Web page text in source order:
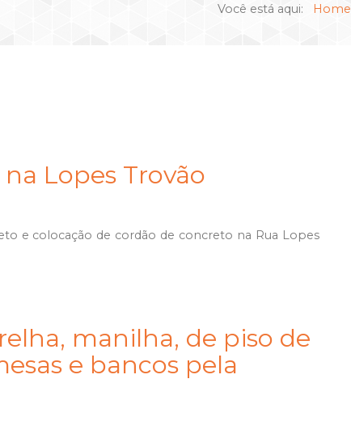
Você está aqui: Home
Lopes Trovão
e colocação de cordão de concreto na Rua Lopes
manilha, de piso de
e bancos pela